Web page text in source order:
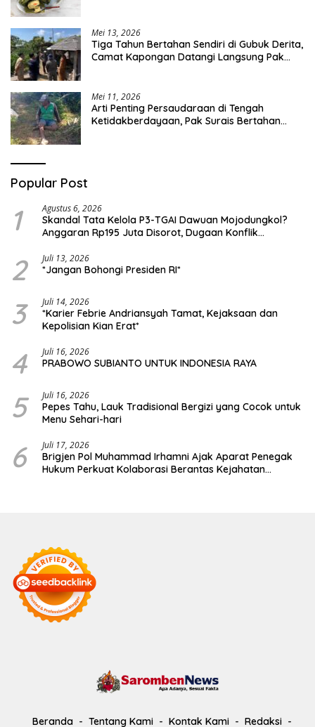
Mei 13, 2026
Tiga Tahun Bertahan Sendiri di Gubuk Derita,
Camat Kapongan Datangi Langsung Pak
Mei 11, 2026
Arti Penting Persaudaraan di Tengah
Ketidakberdayaan, Pak Surais Bertahan
Popular Post
1 Agustus 6, 2026
Skandal Tata Kelola P3-TGAI Dawuan Mojodungkol?
Anggaran Rp195 Juta Disorot, Dugaan Konflik
2 Juli 13, 2026
*Jangan Bohongi Presiden RI*
3 Juli 14, 2026
*Karier Febrie Andriansyah Tamat, Kejaksaan dan
Kepolisian Kian Erat*
4 Juli 16, 2026
PRABOWO SUBIANTO UNTUK INDONESIA RAYA
5 Juli 16, 2026
Pepes Tahu, Lauk Tradisional Bergizi yang Cocok untuk
Menu Sehari-hari
6 Juli 17, 2026
Brigjen Pol Muhammad Irhamni Ajak Aparat Penegak
Hukum Perkuat Kolaborasi Berantas Kejahatan
Beranda Tentang Kami Kontak Kami Redaksi